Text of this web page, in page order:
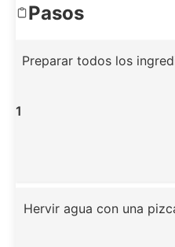
Pasos
1
Preparar todos los
Hervir agua con una